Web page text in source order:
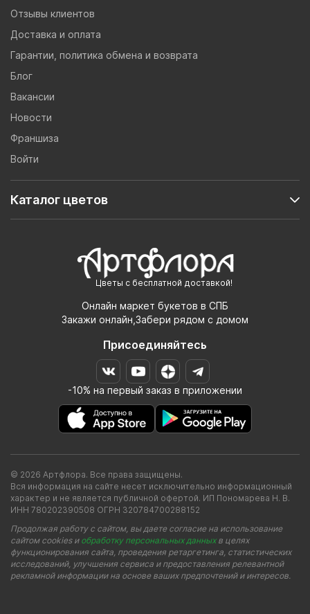
Цветы с бесплатной доставкой!
Онлайн маркет букетов в СПБ
Закажи онлайн,Забери рядом с домом
Присоединяйтесь
-10% на первый заказ в приложении
Отзывы клиентов
Доставка и оплата
Гарантии, политика обмена и возврата
Блог
Вакансии
Новости
Франшиза
Войти
Каталог цветов
© 2026 Артфлора. Все права защищены.
Вся информация на сайте несет исключительно информационный
характер и не является публичной офертой. ИП Пономарева Н. В.
ИНН 780202390508 ОГРН 320784700288152
Продолжая работу с сайтом, вы даете согласие на использование
сайтом cookies и обработку персональных данныхв целях
функционирования сайта, проведения ретаргетинга, статистических
исследований, улучшения сервиса и предоставления релевантной
рекламной информации на основе ваших предпочтений и интересов.